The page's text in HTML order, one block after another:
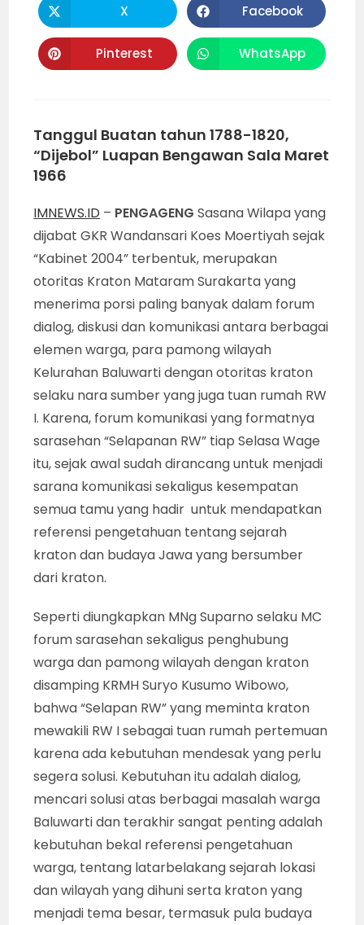
Opens
in
a
new
window
X Opens
in
a
new
window
Facebook
Opens
in
Pinterest Opens
in
WhatsApp
Tanggul Buatan tahun 1788-1820,
“Dijebol” Luapan Bengawan Sala Maret
1966
IMNEWS.ID – PENGAGENG Sasana Wilapa yang
dijabat GKR Wandansari Koes Moertiyah sejak
“Kabinet 2004” terbentuk, merupakan
otoritas Kraton Mataram Surakarta yang
menerima porsi paling banyak dalam forum
dialog, diskusi dan komunikasi antara berbagai
elemen warga, para pamong wilayah
Kelurahan Baluwarti dengan otoritas kraton
selaku nara sumber yang juga tuan rumah RW
I. Karena, forum komunikasi yang formatnya
sarasehan “Selapanan RW” tiap Selasa Wage
itu, sejak awal sudah dirancang untuk menjadi
sarana komunikasi sekaligus kesempatan
semua tamu yang hadir untuk mendapatkan
referensi pengetahuan tentang sejarah
kraton dan budaya Jawa yang bersumber
dari kraton.
Seperti diungkapkan MNg Suparno selaku MC
forum sarasehan sekaligus penghubung
warga dan pamong wilayah dengan kraton
disamping KRMH Suryo Kusumo Wibowo,
bahwa “Selapan RW” yang meminta kraton
mewakili RW I sebagai tuan rumah pertemuan
karena ada kebutuhan mendesak yang perlu
segera solusi. Kebutuhan itu adalah dialog,
mencari solusi atas berbagai masalah warga
Baluwarti dan terakhir sangat penting adalah
kebutuhan bekal referensi pengetahuan
warga, tentang latarbelakang sejarah lokasi
dan wilayah yang dihuni serta kraton yang
menjadi tema besar, termasuk pula budaya